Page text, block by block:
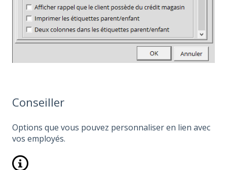
Conseiller
Options que vous pouvez personnaliser en lien avec
vos employés.